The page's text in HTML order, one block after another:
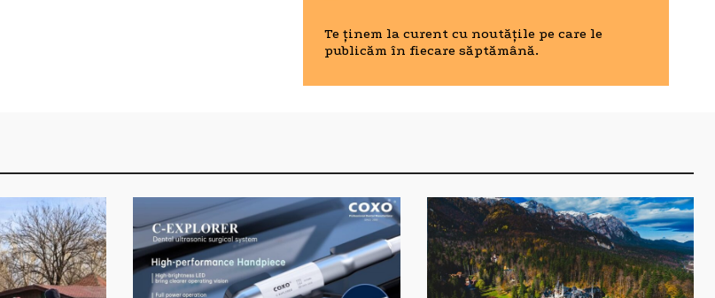
Te ținem la curent cu noutățile pe care le
publicăm în fiecare săptămână.